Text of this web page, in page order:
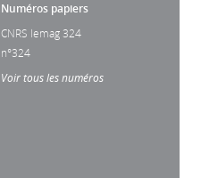
Numéros papiers
CNRS lemag 324
n°324
Voir tous les numéros